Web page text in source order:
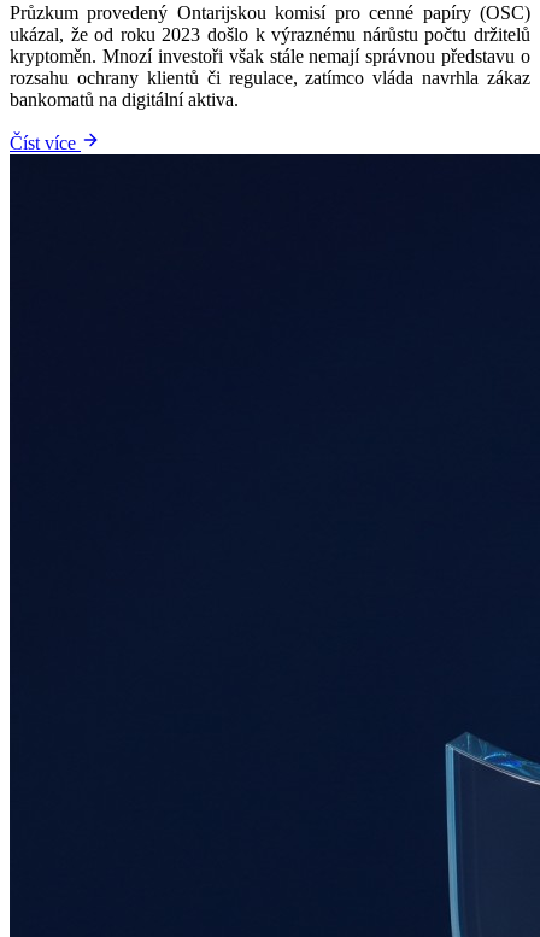
Průzkum provedený Ontarijskou komisí pro cenné papíry (OSC)
ukázal, že od roku 2023 došlo k výraznému nárůstu počtu držitelů
kryptoměn. Mnozí investoři však stále nemají správnou představu o
rozsahu ochrany klientů či regulace, zatímco vláda navrhla zákaz
bankomatů na digitální aktiva.
Číst více